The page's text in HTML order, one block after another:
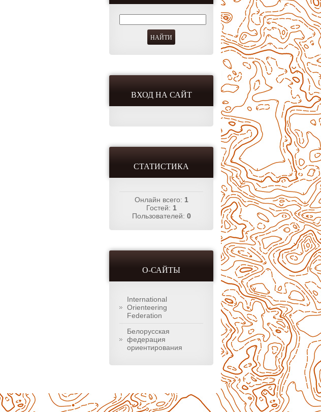
ВХОД НА САЙТ
СТАТИСТИКА
Онлайн всего: 1
Гостей: 1
Пользователей: 0
О-САЙТЫ
International
Orienteering
Federation
Белорусская
федерация
ориентирования